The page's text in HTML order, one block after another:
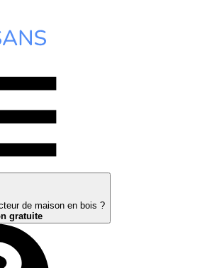
de maison en bois ?
gratuite